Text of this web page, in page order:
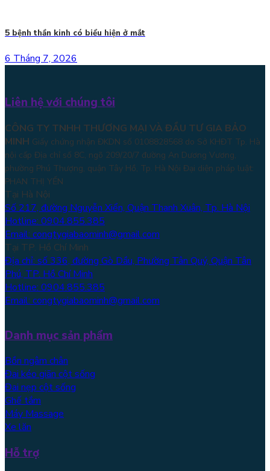
5 bệnh thần kinh có biểu hiện ở mắt
6 Tháng 7, 2026
Liên hệ với chúng tôi
CÔNG TY TNHH THƯƠNG MẠI VÀ ĐẦU TƯ GIA BẢO
MINH Giấy chứng nhận ĐKDN số 0108828568 do Sở KHĐT Tp. Hà
nội cấp Địa chỉ số 8C, ngõ 209/20/7 đường An Dương Vương,
phường Phú Thượng, quận Tây Hồ, Tp. Hà Nội Đại diện pháp luật:
PHAN THỊ YẾN
Tại Hà Nội
Số 217, đường Nguyễn Xiển, Quận Thanh Xuân, Tp. Hà Nội
Hotline: 0904.855.385
Email: congtygiabaominh@gmail.com
Tại TP. Hồ Chí Minh
Địa chỉ: số 336, đường Gò Dầu, Phường Tân Quý, Quận Tân
Phú, TP. Hồ Chí Minh
Hotline: 0904.855.385
Email: congtygiabaominh@gmail.com
Danh mục sản phẩm
Bồn ngâm chân
Đai kéo giãn cột sống
Đai nẹp cột sống
Ghế tắm
Máy Massage
Xe lăn
Hỗ trợ